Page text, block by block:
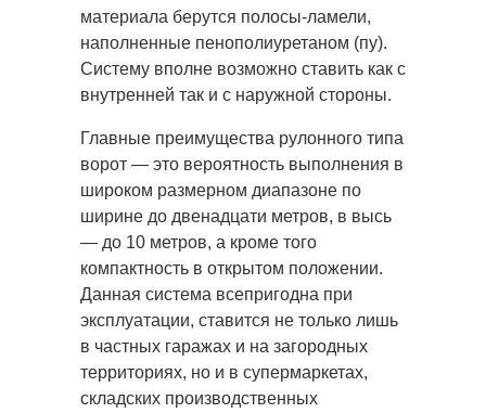
материала берутся полосы-ламели,
наполненные пенополиуретаном (пу).
Систему вполне возможно ставить как с
внутренней так и с наружной стороны.
Главные преимущества рулонного типа
ворот — это вероятность выполнения в
широком размерном диапазоне по
ширине до двенадцати метров, в высь
— до 10 метров, а кроме того
компактность в открытом положении.
Данная система всепригодна при
эксплуатации, ставится не только лишь
в частных гаражах и на загородных
территориях, но и в супермаркетах,
складских производственных